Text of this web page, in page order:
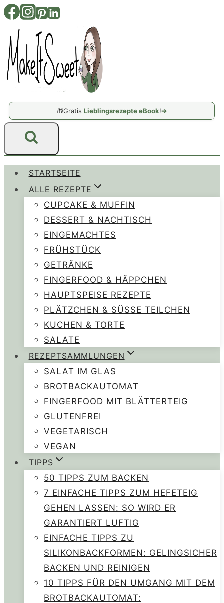
Zum
springen
🎁Gratis Lieblingsrezepte eBook!➔
STARTSEITE
ALLE REZEPTE
CUPCAKE & MUFFIN
DESSERT & NACHTISCH
EINGEMACHTES
FRÜHSTÜCK
GETRÄNKE
FINGERFOOD & HÄPPCHEN
HAUPTSPEISE REZEPTE
PLÄTZCHEN & SÜSSE TEILCHEN
KUCHEN & TORTE
SALATE
REZEPTSAMMLUNGEN
SALAT IM GLAS
BROTBACKAUTOMAT
FINGERFOOD MIT BLÄTTERTEIG
GLUTENFREI
VEGETARISCH
VEGAN
TIPPS
50 TIPPS ZUM BACKEN
7 EINFACHE TIPPS ZUM HEFETEIG
GEHEN LASSEN: SO WIRD ER
GARANTIERT LUFTIG
EINFACHE TIPPS ZU
SILIKONBACKFORMEN: GELINGSICHER
BACKEN UND REINIGEN
10 TIPPS FÜR DEN UMGANG MIT DEM
BROTBACKAUTOMAT: